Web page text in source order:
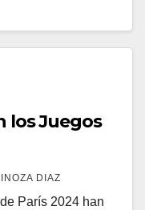
los Juegos
DIAZ
París 2024 han